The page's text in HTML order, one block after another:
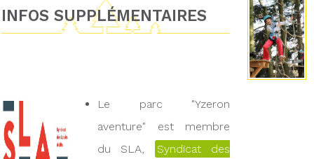
INFOS SUPPLÉMENTAIRES
Le parc "Yzeron
aventure" est membre
du SLA,
Syndicat des